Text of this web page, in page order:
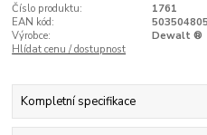
Číslo produktu:
1761
EAN kód:
Výrobce:
Dewalt ®
Hlídat cenu / dostupnost
Kompletní specifikace